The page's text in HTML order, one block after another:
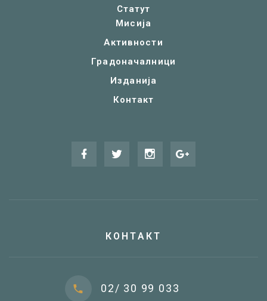
Статут
Мисија
Активности
Градоначалници
Изданија
Контакт
КОНТАКТ
02/ 30 99 033